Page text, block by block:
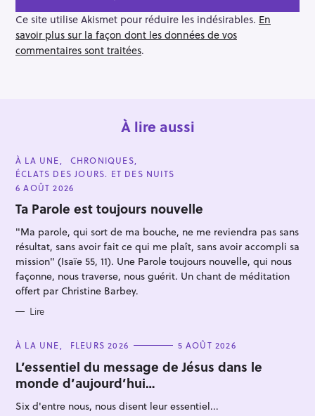
o
n
Ce site utilise Akismet pour réduire les indésirables. En
savoir plus sur la façon dont les données de vos
commentaires sont traitées.
À lire aussi
C
A
T
E
O
R
E
À LA UNE
CHRONIQUES
ÉCLATS DES JOURS. ET DES NUITS
6 AOÛT 2026
Ta Parole est toujours nouvelle
"Ma parole, qui sort de ma bouche, ne me reviendra pas sans
résultat, sans avoir fait ce qui me plaît, sans avoir accompli sa
mission" (Isaïe 55, 11). Une Parole toujours nouvelle, qui nous
façonne, nous traverse, nous guérit. Un chant de méditation
offert par Christine Barbey.
Lire
C
T
E
G
O
I
À LA UNE FLEURS 2026 5 AOÛT 2026
L’essentiel du message de Jésus dans le
monde d’aujourd’hui…
Six d'entre nous, nous disent leur essentiel...